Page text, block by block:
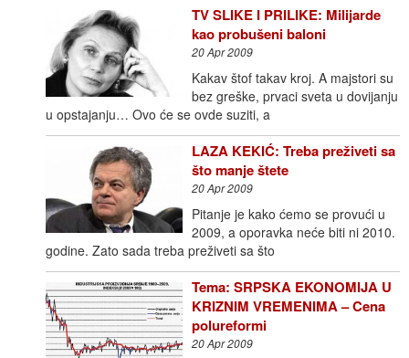
TV SLIKE I PRILIKE: Milijarde
kao probušeni baloni
20 Apr 2009
Kakav štof takav kroj. A majstori su
bez greške, prvaci sveta u dovijanju
u opstajanju… Ovo će se ovde suziti, a
LAZA KEKIĆ: Treba preživeti sa
što manje štete
20 Apr 2009
Pitanje je kako ćemo se provući u
2009, a oporavka neće biti ni 2010.
godine. Zato sada treba preživeti sa što
Tema: SRPSKA EKONOMIJA U
KRIZNIM VREMENIMA – Cena
polureformi
20 Apr 2009